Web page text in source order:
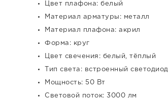
Цвет плафона: белый
Материал арматуры: металл
Материал плафона: акрил
Форма: круг
Цвет свечения: белый, тёплый
Тип света: встроенный светодиод
Мощность: 50 Вт
Световой поток: 3000 лм